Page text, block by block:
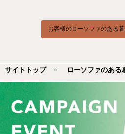
お客様のローソファのある
サイトトップ ローソファのある